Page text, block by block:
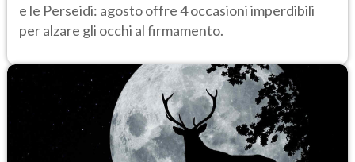
e le Perseidi: agosto offre 4 occasioni imperdibili
per alzare gli occhi al firmamento.